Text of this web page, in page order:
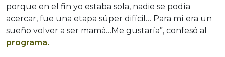
porque en el fin yo estaba sola, nadie se podía
acercar, fue una etapa súper difícil… Para mí era un
sueño volver a ser mamá…Me gustaría”, confesó al
programa.